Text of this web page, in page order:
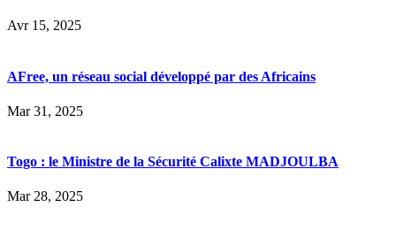
Avr 15, 2025
AFree, un réseau social développé par des Africains
Mar 31, 2025
Togo : le Ministre de la Sécurité Calixte MADJOULBA
Mar 28, 2025